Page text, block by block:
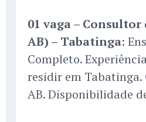
01 vaga – Consultor
AB) – Tabatinga:
Completo.
residir em
AB. Disponibilidade